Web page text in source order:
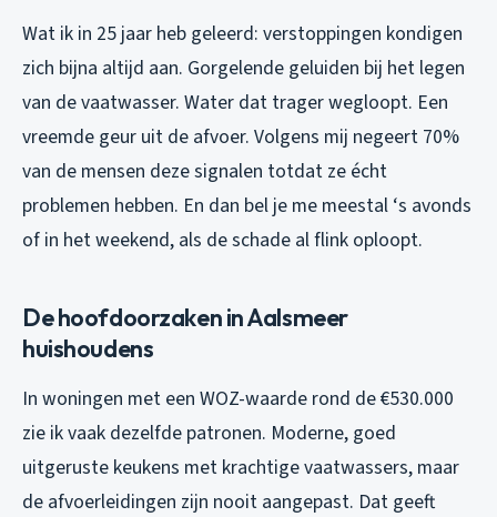
Wat ik in 25 jaar heb geleerd: verstoppingen kondigen
zich bijna altijd aan. Gorgelende geluiden bij het legen
van de vaatwasser. Water dat trager wegloopt. Een
vreemde geur uit de afvoer. Volgens mij negeert 70%
van de mensen deze signalen totdat ze écht
problemen hebben. En dan bel je me meestal ‘s avonds
of in het weekend, als de schade al flink oploopt.
De hoofdoorzaken in Aalsmeer
huishoudens
In woningen met een WOZ-waarde rond de €530.000
zie ik vaak dezelfde patronen. Moderne, goed
uitgeruste keukens met krachtige vaatwassers, maar
de afvoerleidingen zijn nooit aangepast. Dat geeft